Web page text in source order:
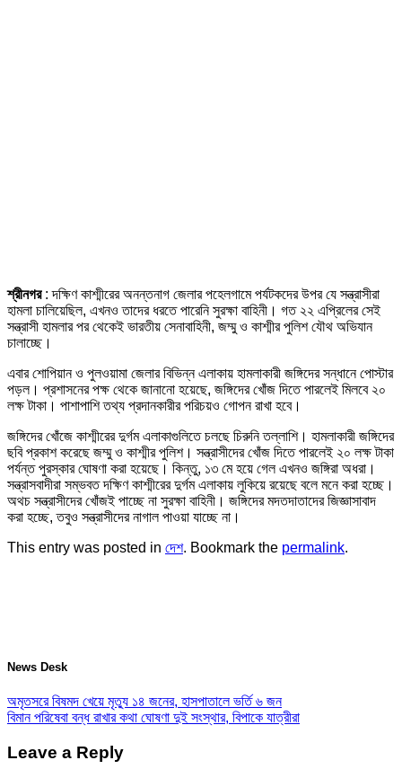
শ্রীনগর : দক্ষিণ কাশ্মীরের অনন্তনাগ জেলার পহেলগামে পর্যটকদের উপর যে সন্ত্রাসীরা
হামলা চালিয়েছিল, এখনও তাদের ধরতে পারেনি সুরক্ষা বাহিনী। গত ২২ এপ্রিলের সেই
সন্ত্রাসী হামলার পর থেকেই ভারতীয় সেনাবাহিনী, জম্মু ও কাশ্মীর পুলিশ যৌথ অভিযান
চালাচ্ছে।
এবার শোপিয়ান ও পুলওয়ামা জেলার বিভিন্ন এলাকায় হামলাকারী জঙ্গিদের সন্ধানে পোস্টার
পড়ল। প্রশাসনের পক্ষ থেকে জানানো হয়েছে, জঙ্গিদের খোঁজ দিতে পারলেই মিলবে ২০
লক্ষ টাকা। পাশাপাশি তথ্য প্রদানকারীর পরিচয়ও গোপন রাখা হবে।
জঙ্গিদের খোঁজে কাশ্মীরের দুর্গম এলাকাগুলিতে চলছে চিরুনি তল্লাশি। হামলাকারী জঙ্গিদের
ছবি প্রকাশ করেছে জম্মু ও কাশ্মীর পুলিশ। সন্ত্রাসীদের খোঁজ দিতে পারলেই ২০ লক্ষ টাকা
পর্যন্ত পুরস্কার ঘোষণা করা হয়েছে। কিন্তু, ১৩ মে হয়ে গেল এখনও জঙ্গিরা অধরা।
সন্ত্রাসবাদীরা সম্ভবত দক্ষিণ কাশ্মীরের দুর্গম এলাকায় লুকিয়ে রয়েছে বলে মনে করা হচ্ছে।
অথচ সন্ত্রাসীদের খোঁজই পাচ্ছে না সুরক্ষা বাহিনী। জঙ্গিদের মদতদাতাদের জিজ্ঞাসাবাদ
করা হচ্ছে, তবুও সন্ত্রাসীদের নাগাল পাওয়া যাচ্ছে না।
This entry was posted in দেশ. Bookmark the permalink.
News Desk
অমৃতসরে বিষমদ খেয়ে মৃত্যু ১৪ জনের, হাসপাতালে ভর্তি ৬ জন
বিমান পরিষেবা বন্ধ রাখার কথা ঘোষণা দুই সংস্থার, বিপাকে যাত্রীরা
Leave a Reply